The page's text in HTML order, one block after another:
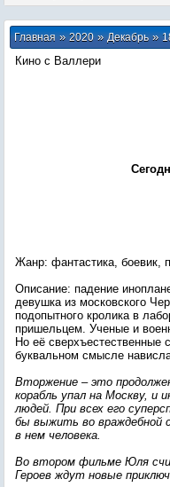
Главная»2020 » Декабрь »
Кино с Валлери
Жанр: фантастика, боевик,
Описание: падение
девушка из московского
подопытного кролика в
пришельцем. Ученые и
Но её сверхъестественные
буквальном смысле
Вторжение – это
корабль упал на Москву, и
людей. При всех его
бы выжить во враждебной
в нем человека.
Во втором фильме Юля
Героев ждут новые